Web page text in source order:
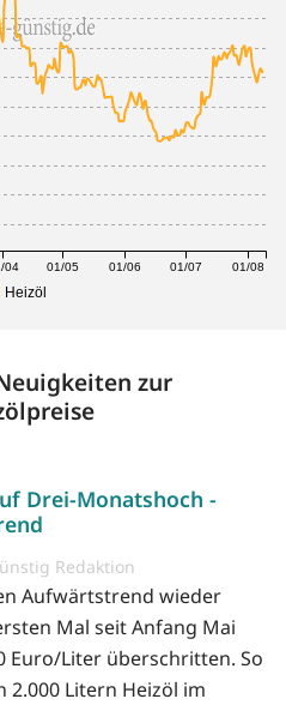
04 01/05 01/06 01/07 01/08
Heizöl
zur
Drei-Monatshoch -
Redaktion
Aufwärtstrend wieder
Mal seit Anfang Mai
Euro/Liter überschritten. So
2.000 Litern Heizöl im